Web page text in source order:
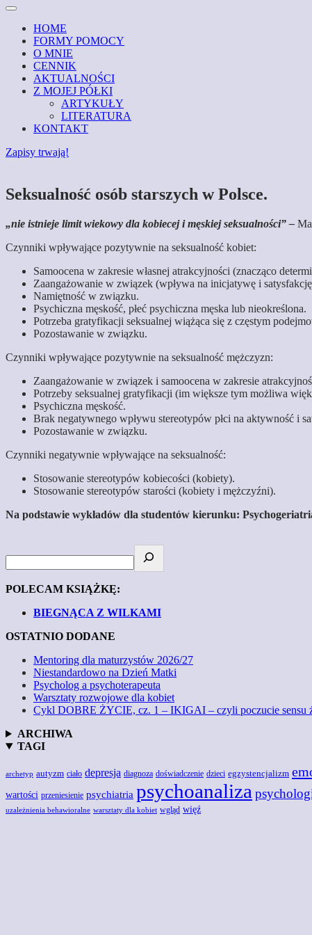
HOME
FORMY POMOCY
O MNIE
CENNIK
AKTUALNOŚCI
Z MOJEJ PÓŁKI
ARTYKUŁY
LITERATURA
KONTAKT
Zapisy trwają!
Seksualność osób starszych w Polsce.
„nie istnieje limit wiekowy dla kobiecej i męskiej seksualności” –
Czynniki wpływające pozytywnie na seksualność kobiet:
Samoocena w zakresie własnej atrakcyjności (znacząco
Zaangażowanie w związek (wpływa na inicjatywę i
Namiętność w związku.
Psychiczna męskość, płeć psychiczna męska lub nieokreślona.
Potrzeba gratyfikacji seksualnej wiążąca się z częstym
Pozostawanie w związku.
Czynniki wpływające pozytywnie na seksualność mężczyzn:
Zaangażowanie w związek i samoocena w zakresie
Potrzeby seksualnej gratyfikacji (im większe tym możliwa
Psychiczna męskość.
Brak negatywnego wpływu stereotypów płci na aktywność i
Pozostawanie w związku.
Czynniki negatywnie wpływające na seksualność:
Stosowanie stereotypów kobiecości (kobiety).
Stosowanie stereotypów starości (kobiety i mężczyźni).
Na podstawie wykładów dla studentów kierunku:
POLECAM KSIĄŻKĘ:
BIEGNĄCA Z WILKAMI
OSTATNIO DODANE
Mentoring dla maturzystów 2026/27
Niestandardowo na Dzień Matki
Psycholog a psychoterapeuta
Warsztaty rozwojowe dla kobiet
Cykl DOBRE ŻYCIE, cz. 1 – IKIGAI – czyli poczucie sensu
ARCHIWA
TAGI
archetyp autyzm ciało depresja diagnoza doświadczenie dzieci egzystencjalizm
wartości przeniesienie psychiatria psychoanaliza
uzależnienia behawioralne warsztaty dla kobiet wgląd więź